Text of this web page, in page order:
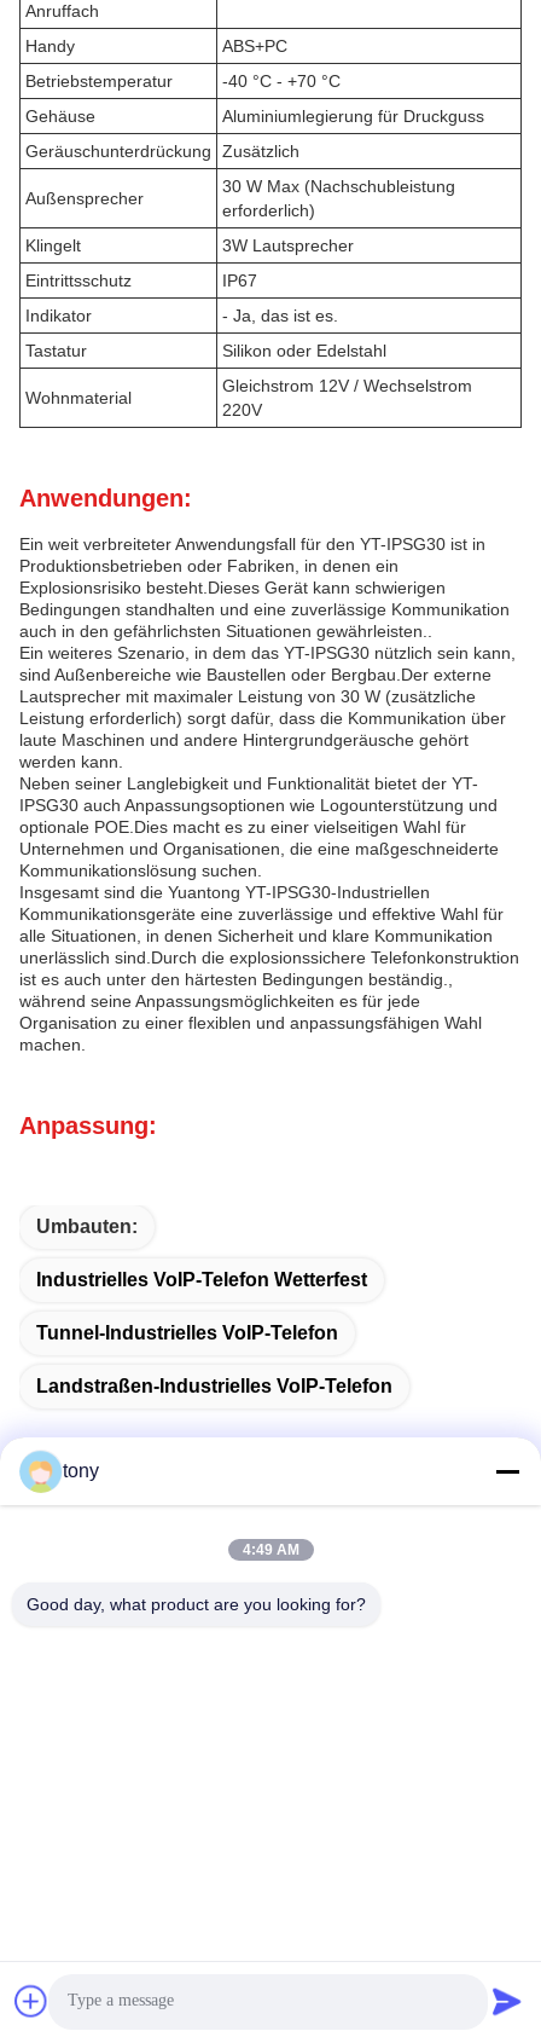
Anruffach
Handy
ABS+PC
Betriebstemperatur
-40 °C - +70 °C
Gehäuse
Aluminiumlegierung für Druckguss
Geräuschunterdrückung
Zusätzlich
Außensprecher
30 W Max (Nachschubleistung
erforderlich)
Klingelt
3W Lautsprecher
Eintrittsschutz
IP67
Indikator
- Ja, das ist es.
Tastatur
Silikon oder Edelstahl
Wohnmaterial
Gleichstrom 12V / Wechselstrom
220V
Anwendungen:
Ein weit verbreiteter Anwendungsfall für den YT-IPSG30 ist in
Produktionsbetrieben oder Fabriken, in denen ein
Explosionsrisiko besteht.Dieses Gerät kann schwierigen
Bedingungen standhalten und eine zuverlässige Kommunikation
auch in den gefährlichsten Situationen gewährleisten..
Ein weiteres Szenario, in dem das YT-IPSG30 nützlich sein kann,
sind Außenbereiche wie Baustellen oder Bergbau.Der externe
Lautsprecher mit maximaler Leistung von 30 W (zusätzliche
Leistung erforderlich) sorgt dafür, dass die Kommunikation über
laute Maschinen und andere Hintergrundgeräusche gehört
werden kann.
Neben seiner Langlebigkeit und Funktionalität bietet der YT-
IPSG30 auch Anpassungsoptionen wie Logounterstützung und
optionale POE.Dies macht es zu einer vielseitigen Wahl für
Unternehmen und Organisationen, die eine maßgeschneiderte
Kommunikationslösung suchen.
Insgesamt sind die Yuantong YT-IPSG30-Industriellen
Kommunikationsgeräte eine zuverlässige und effektive Wahl für
alle Situationen, in denen Sicherheit und klare Kommunikation
unerlässlich sind.Durch die explosionssichere Telefonkonstruktion
ist es auch unter den härtesten Bedingungen beständig.,
während seine Anpassungsmöglichkeiten es für jede
Organisation zu einer flexiblen und anpassungsfähigen Wahl
machen.
Anpassung:
Umbauten:
Industrielles VoIP-Telefon Wetterfest
Tunnel-Industrielles VoIP-Telefon
Landstraßen-Industrielles VoIP-Telefon
Schnelle Kontaktaufnahme
Adresse
wetterfestes Telefon Lieferant. Copyright-© 2022-2026 Shenzhen
Yuantong Modern Technology Co., Ltd. . Alle Rechte vorbehalten.
tony
4:49 AM
Good day, what product are you looking for?